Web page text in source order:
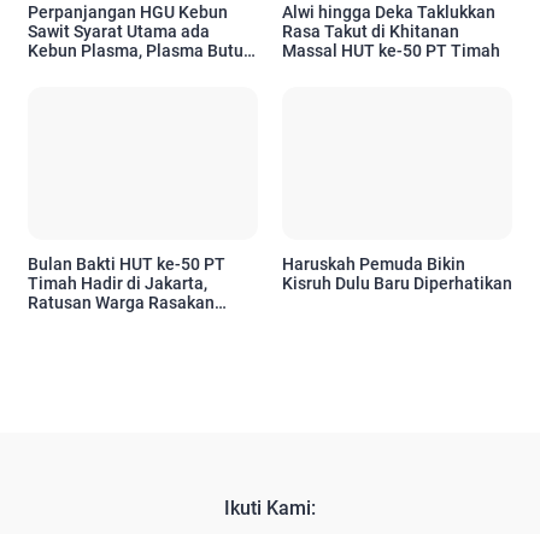
Perpanjangan HGU Kebun
Sawit Syarat Utama ada
Kebun Plasma, Plasma Butuh
Alwi hingga Deka Taklukkan
Rasa Takut di Khitanan
Massal HUT ke-50 PT Timah
Bulan Bakti HUT ke-50 PT
Timah Hadir di Jakarta,
Ratusan Warga Rasakan
Haruskah Pemuda Bikin
Kisruh Dulu Baru Diperhatikan
Ikuti Kami: